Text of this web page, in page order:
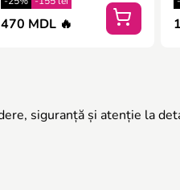
470 MDL 🔥
siguranță și atenție la